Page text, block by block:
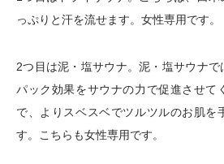
っぷりと汗を流せます。女性専用です。
2つ目は泥・塩サウナ。泥・塩サウナ
パック効果をサウナの力で促進させて
で、よりスベスベでツルツルのお肌を
す。こちらも女性専用です。